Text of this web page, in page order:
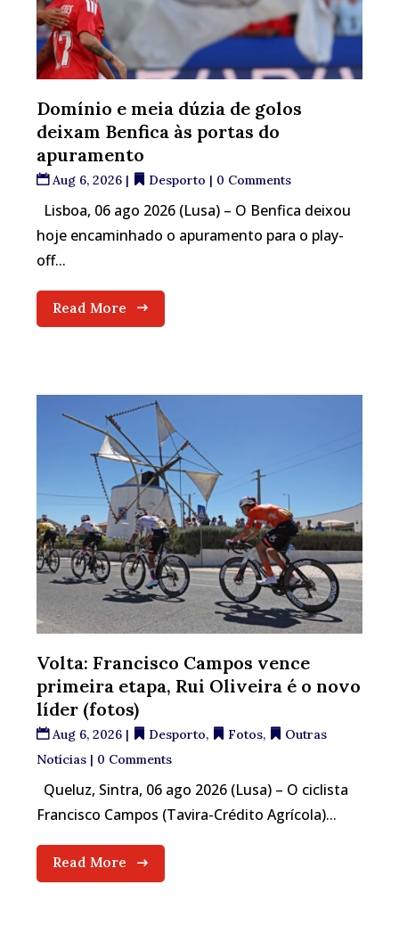
Domínio e meia dúzia de golos
deixam Benfica às portas do
apuramento
Aug 6, 2026 | Desporto | 0 Comments
Lisboa, 06 ago 2026 (Lusa) – O Benfica deixou
hoje encaminhado o apuramento para o play-
off...
Read More
Volta: Francisco Campos vence
primeira etapa, Rui Oliveira é o novo
líder (fotos)
Aug 6, 2026 | Desporto, Fotos,
Outras
Notícias | 0 Comments
Queluz, Sintra, 06 ago 2026 (Lusa) – O ciclista
Francisco Campos (Tavira-Crédito Agrícola)...
Read More